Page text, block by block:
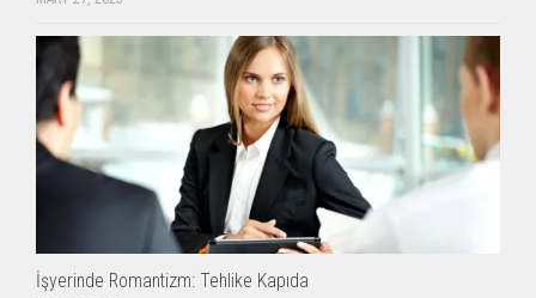
İşyerinde Romantizm: Tehlike Kapıda